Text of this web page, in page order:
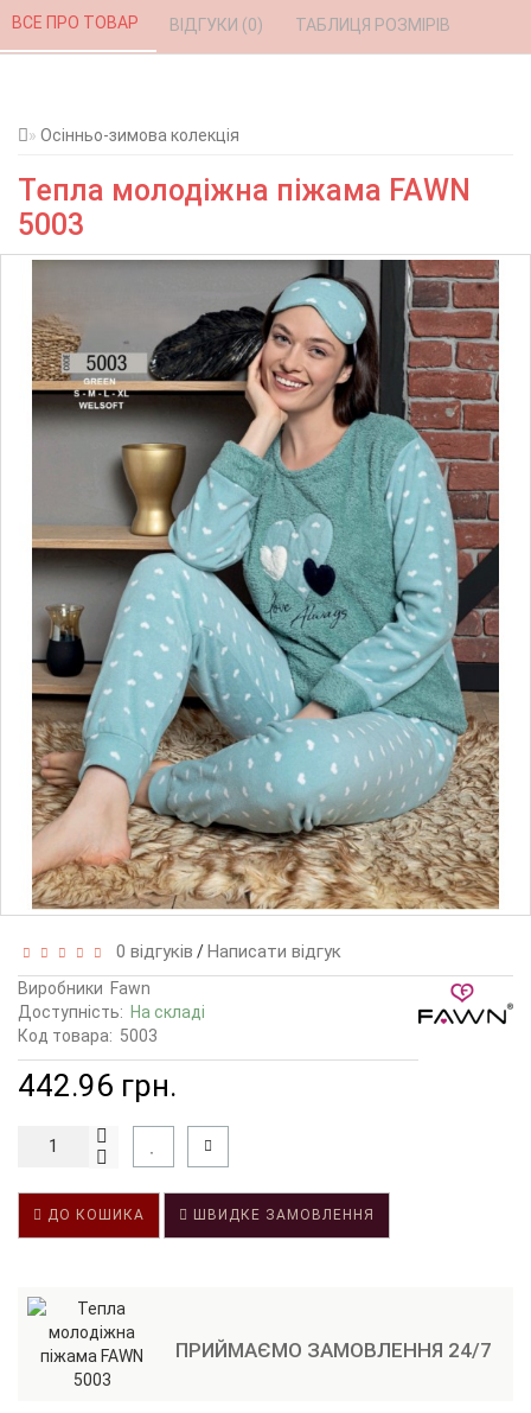
Осінньо-зимова колекція
Тепла молодіжна піжама FAWN
5003
ВСЕ ПРО ТОВАР ВІДГУКИ (0) ТАБЛИЦЯ РОЗМІРІВ
0 відгуків /Написати відгук
Виробники Fawn
Доступність: На складі
Код товара: 5003
442.96 грн.
ДО КОШИКА ШВИДКЕ ЗАМОВЛЕННЯ
ПРИЙМАЄМО ЗАМОВЛЕННЯ 24/7